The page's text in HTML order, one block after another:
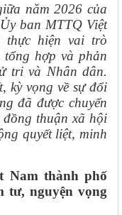
năm 2026 của
ban MTTQ Việt
hiện vai trò
hợp và phản
tri và Nhân dân.
kỳ vọng về sự đổi
đã được chuyển
thuận xã hội
quyết liệt, minh
Nam thành phố
tư, nguyện vọng